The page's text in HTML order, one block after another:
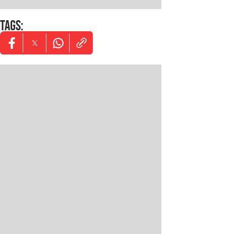
TAGS:
Opens in new window
Opens in new window
Opens in new window